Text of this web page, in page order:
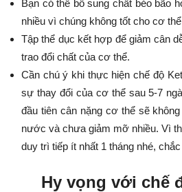
Bạn có thể bổ sung chất béo bão
nhiều vì chúng không tốt cho cơ
Tập thể dục kết hợp để giảm cân
trao đổi chất của cơ thể.
Cần chú ý khi thực hiện chế độ
sự thay đổi của cơ thể sau 5-7
đầu tiên cân nặng cơ thể sẽ
nước và chưa giảm mỡ nhiều. Vì
duy trì tiếp ít nhất 1 tháng nhé,
Hy vọng với chế